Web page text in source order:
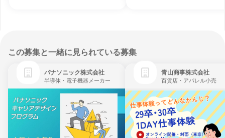
この募集と一緒に見られている募集
パナソニック株式会社
半導体・電子機器メーカー
青山商事株式会社
百貨店・アパレル小売